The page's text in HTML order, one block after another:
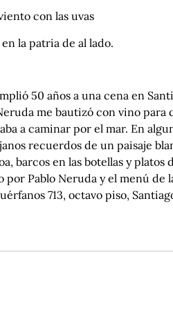
con las uvas
la patria de al lado.
50 años a una cena en
me bautizó con vino para
a caminar por el mar. En
recuerdos de un paisaje
barcos en las botellas y platos
Pablo Neruda y el menú de
713, octavo piso,